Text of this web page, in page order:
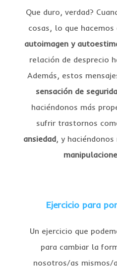
Que duro, verdad?
cosas, lo que hacemos
autoimagen y
relación de desprecio
Además, estos
sensación de
haciéndonos más
sufrir trastornos
ansiedad, y
Ejercicio para
Un ejercicio que
para cambiar la
nosotros/as mismos/